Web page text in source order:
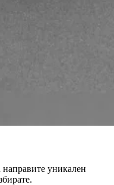
уникален